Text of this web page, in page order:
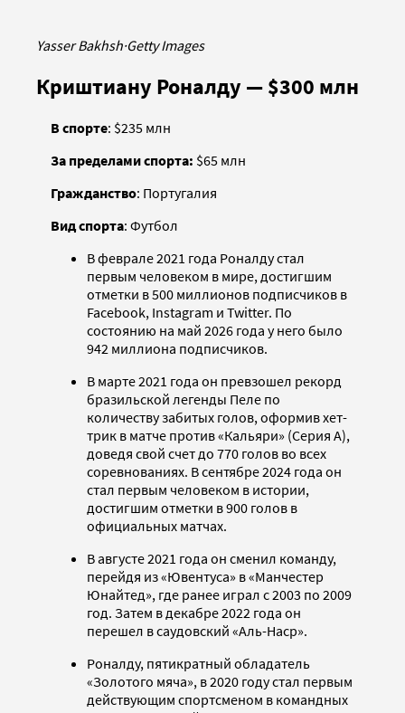
Yasser Bakhsh·Getty Images
Криштиану Роналду — $300 млн
В спорте: $235 млн
За пределами спорта: $65 млн
Гражданство: Португалия
Вид спорта: Футбол
В феврале 2021 года Роналду стал
первым человеком в мире, достигшим
отметки в 500 миллионов подписчиков в
Facebook, Instagram и Twitter. По
состоянию на май 2026 года у него было
942 миллиона подписчиков.
В марте 2021 года он превзошел рекорд
бразильской легенды Пеле по
количеству забитых голов, оформив хет-
трик в матче против «Кальяри» (Серия А),
доведя свой счет до 770 голов во всех
соревнованиях. В сентябре 2024 года он
стал первым человеком в истории,
достигшим отметки в 900 голов в
официальных матчах.
В августе 2021 года он сменил команду,
перейдя из «Ювентуса» в «Манчестер
Юнайтед», где ранее играл с 2003 по 2009
год. Затем в декабре 2022 года он
перешел в саудовский «Аль-Наср».
Роналду, пятикратный обладатель
«Золотого мяча», в 2020 году стал первым
действующим спортсменом в командных